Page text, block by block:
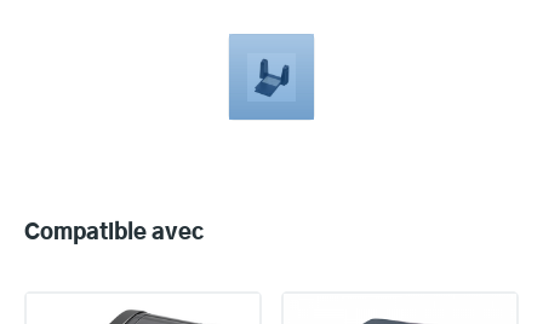
with
Compatible avec